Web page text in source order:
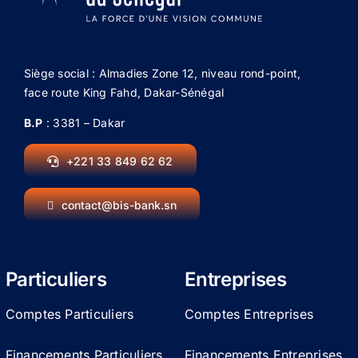
Entreprises
Carrière
Siège social : Almadies Zone 12, niveau rond-point,
face route King Fahd, Dakar-Sénégal
B.P : 3381 – Dakar
+221 33 849 62 62
contact@bis-bank.sn
Particuliers
Comptes Particuliers
Financements Particuliers
Entreprises
Comptes Entreprises
Financements Entreprises